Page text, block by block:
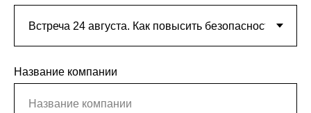
Название компании